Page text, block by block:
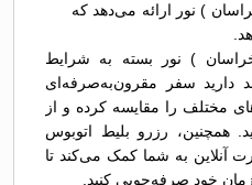
) نور ارائه می‌دهد که
) نور بسته به شرایط
دارید سفر مقرون‌به‌صرفه‌ای
مختلف را مقایسه کرده و از
همچنین، رزرو بلیط اتوبوس
آنلاین به شما کمک می‌کند تا
خود صرفه‌جویی کنید.